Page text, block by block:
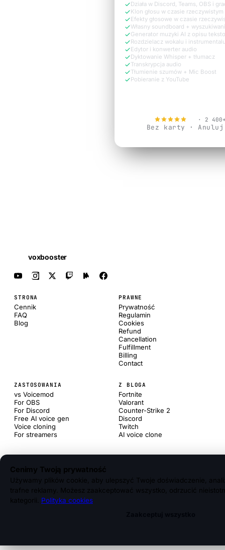
Działa w Discord, Teams, OBS i
Klon głosu w czasie rzeczywistym
Efekty głosowe w czasie
Własny soundboard +
Generator muzyki AI z opisu
Rozdzielacz wokalu i
Edytor i konwerter audio
Dyktowanie Whisper + tłumacz
Transkrypcja audio
Tłumienie szumów + Mic Boost
Pobieranie z YouTube
· 2
Bez karty ·
voxbooster
STRONA
Cennik
FAQ
Blog
PRAWNE
Prywatność
Regulamin
Cookies
Refund
Cancellation
Fulfillment
Billing
Contact
ZASTOSOWANIA
vs Voicemod
For OBS
For Discord
Free AI voice gen
Voice cloning
For streamers
Z BLOGA
Fortnite
Valorant
Counter-Strike 2
Discord
Twitch
AI voice clone
Cenimy Twoją prywatność
Używamy plików cookie, aby ulepszyć Twoje doświadczenie,
trafne reklamy. Możesz zaakceptować wszystko, odrzucić
kategorii. Polityka cookies